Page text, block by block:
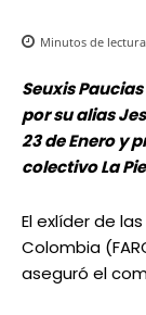
Minutos de
Seuxis
por su alias
23 de Enero y
colectivo La
El exlíder de
Colombia
aseguró el